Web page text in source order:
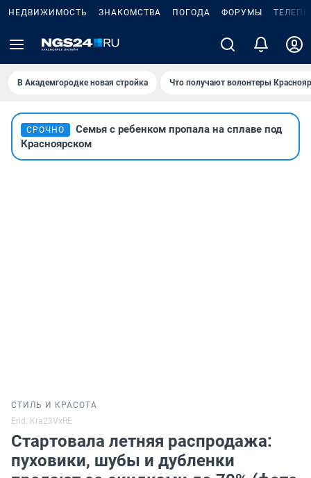
НЕДВИЖИМОСТЬ ЗНАКОМСТВА ПОГОДА ФОРУМЫ
В Академгородке новая стройка Что получают волонтеры
СРОЧНО
Семья с ребенком пропала на сплаве под
Красноярском
СТИЛЬ И КРАСОТА
Erid: Kra23VxRE
Стартовала летняя распродажа:
пуховики, шубы и дубленки